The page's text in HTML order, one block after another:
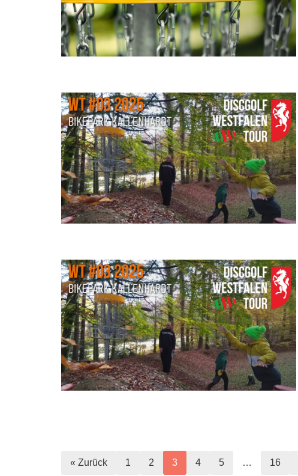
« Zurück 1 2 3 4 5 … 16